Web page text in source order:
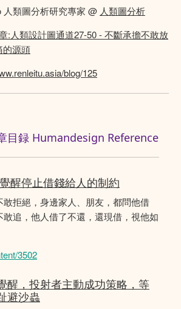
人類圖分析研究專家 @ 人類圖分析
:人類設計圖通道27-50 - 不斷承擔不敢放
的源頭
blog/125
目録 Humandesign Reference
醒停止借錢給人的制約
拒絕，身邊家人、朋友，都問他借
追，他人借了不還，還現借，視他如
3502
醒，投射者主動成功策略，等
避沙蟲